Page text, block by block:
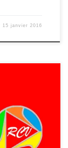
15 janvier 2016